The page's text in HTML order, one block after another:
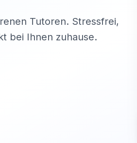
Tutoren. Stressfrei,
bei Ihnen zuhause.